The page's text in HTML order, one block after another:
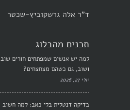
ד"ר אלה גרשקוביץ-שכטר
תכנים מהבלוג
למה יש אנשים שמפתחים חורים שוב
ושוב, גם כשהם מצחצחים?
יולי 27, 2026
בדיקה דנטלית בלי כאב: למה חשוב